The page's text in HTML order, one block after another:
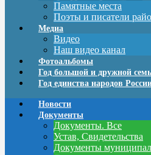
Памятные места
Поэты и писатели
Медиа
Видео
Наш видео канал
Фотоальбомы
Год большой и дружной
Год единства народов
Новости
Документы
Документы. Все
Устав, Свидетельства
Документы